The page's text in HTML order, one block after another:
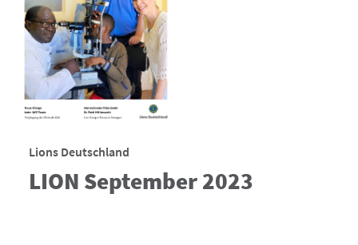
Lions Deutschland
LION September 2023